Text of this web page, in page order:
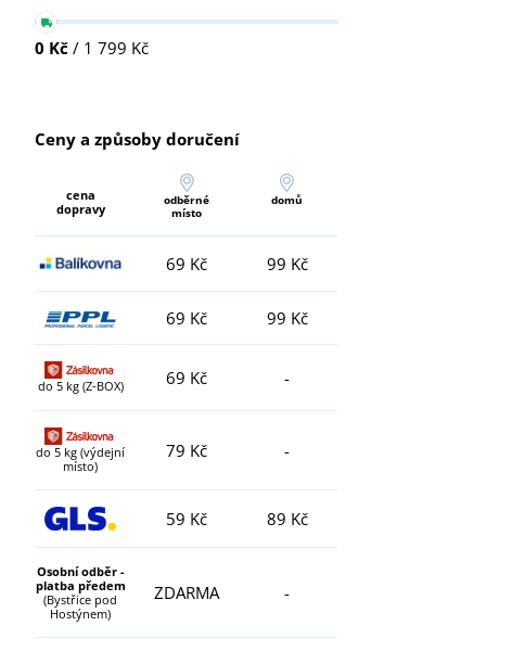
0 Kč / 1 799 Kč
Ceny a způsoby doručení
cena
dopravy
odběrné
místo
domů
69 Kč 99 Kč
69 Kč 99 Kč
do 5 kg (Z-BOX) 69 Kč -
do 5 kg (výdejní
místo)
79 Kč -
59 Kč 89 Kč
Osobní odběr -
platba předem
(Bystřice pod
Hostýnem)
ZDARMA -